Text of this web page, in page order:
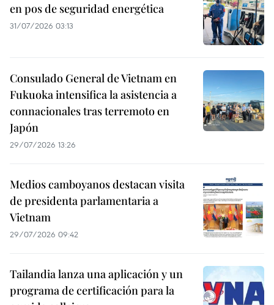
en pos de seguridad energética
31/07/2026 03:13
Consulado General de Vietnam en
Fukuoka intensifica la asistencia a
connacionales tras terremoto en
Japón
29/07/2026 13:26
Medios camboyanos destacan visita
de presidenta parlamentaria a
Vietnam
29/07/2026 09:42
Tailandia lanza una aplicación y un
programa de certificación para la